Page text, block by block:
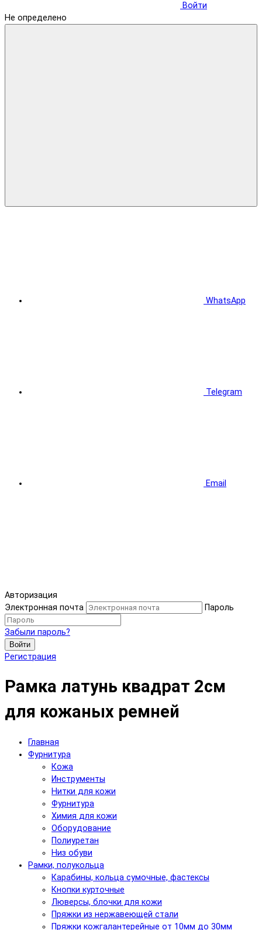
Войти
Не определено
WhatsApp
Telegram
Email
Авторизация
Электронная почта
Пароль
Забыли пароль?
Войти
Регистрация
Рамка латунь квадрат 2см
для кожаных ремней
Главная
Фурнитура
Кожа
Инструменты
Нитки для кожи
Фурнитура
Химия для кожи
Оборудование
Полиуретан
Низ обуви
Рамки, полукольца
Карабины, кольца сумочные, фастексы
Кнопки курточные
Люверсы, блочки для кожи
Пряжки из нержавеющей стали
Пряжки кожгалантерейные от 10мм до 30мм